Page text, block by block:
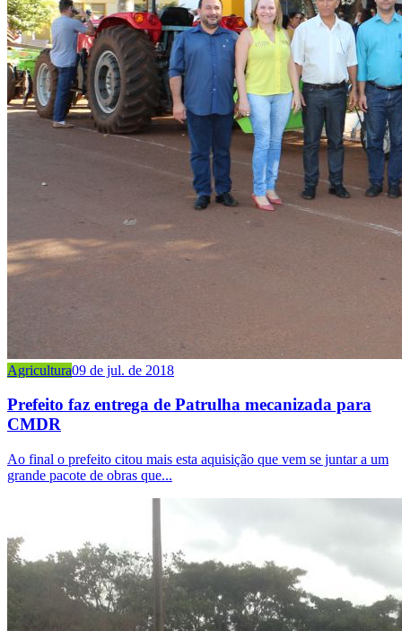
Agricultura09 de jul. de 2018
Prefeito faz entrega de Patrulha mecanizada para
CMDR
Ao final o prefeito citou mais esta aquisição que vem se juntar a um
grande pacote de obras que...